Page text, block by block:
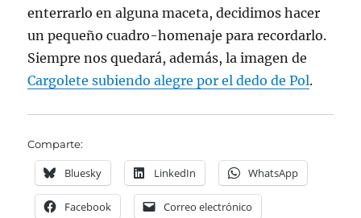
enterrarlo en alguna maceta, decidimos hacer
un pequeño cuadro-homenaje para recordarlo.
Siempre nos quedará, además, la imagen de
Cargolete subiendo alegre por el dedo de Pol.
Comparte:
Bluesky LinkedIn WhatsApp
Facebook Correo electrónico